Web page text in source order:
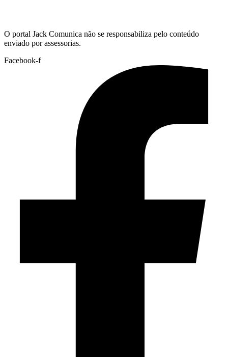
O portal Jack Comunica não se responsabiliza pelo conteúdo
enviado por assessorias.
Facebook-f